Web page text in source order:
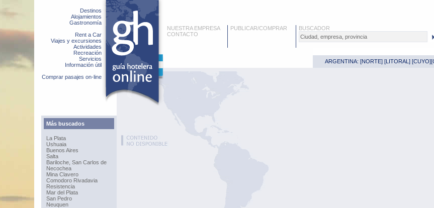
Destinos
Alojamientos
Gastronomía
Rent a Car
Viajes y excursiones
Actividades
Recreación
Servicios
Información útil
Comprar pasajes on-line
Más buscados
La Plata
Ushuaia
Buenos Aires
Salta
Bariloche, San Carlos de
Necochea
Mina Clavero
Comodoro Rivadavia
Resistencia
Mar del Plata
San Pedro
Neuquen
NUESTRA EMPRESA
CONTACTO
PUBLICAR/COMPRAR BUSCADOR
ARGENTINA: [NORTE] [LITORAL ] [CUYO][